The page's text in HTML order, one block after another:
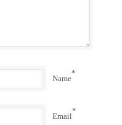
Name
*
Email
*